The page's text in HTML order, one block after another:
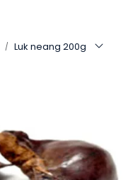
Luk neang 200g